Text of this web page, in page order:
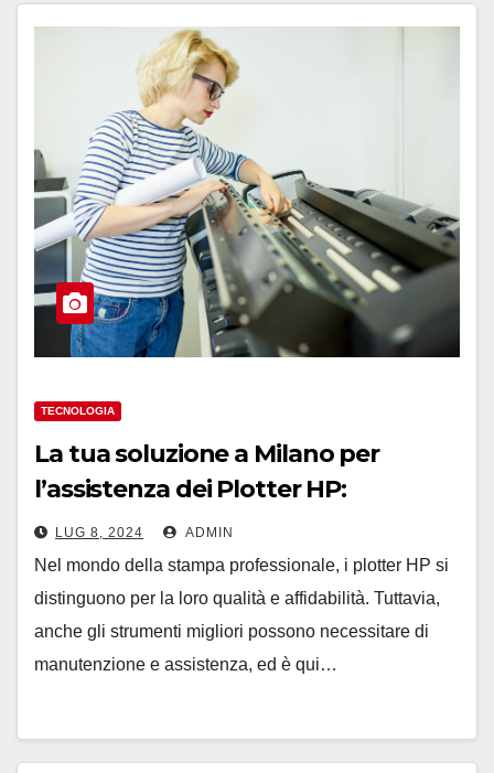
TECNOLOGIA
La tua soluzione a Milano per
l’assistenza dei Plotter HP:
convenienza e competenza per
professionisti e aziende
LUG 8, 2024 ADMIN
Nel mondo della stampa professionale, i plotter HP si
distinguono per la loro qualità e affidabilità. Tuttavia,
anche gli strumenti migliori possono necessitare di
manutenzione e assistenza, ed è qui…